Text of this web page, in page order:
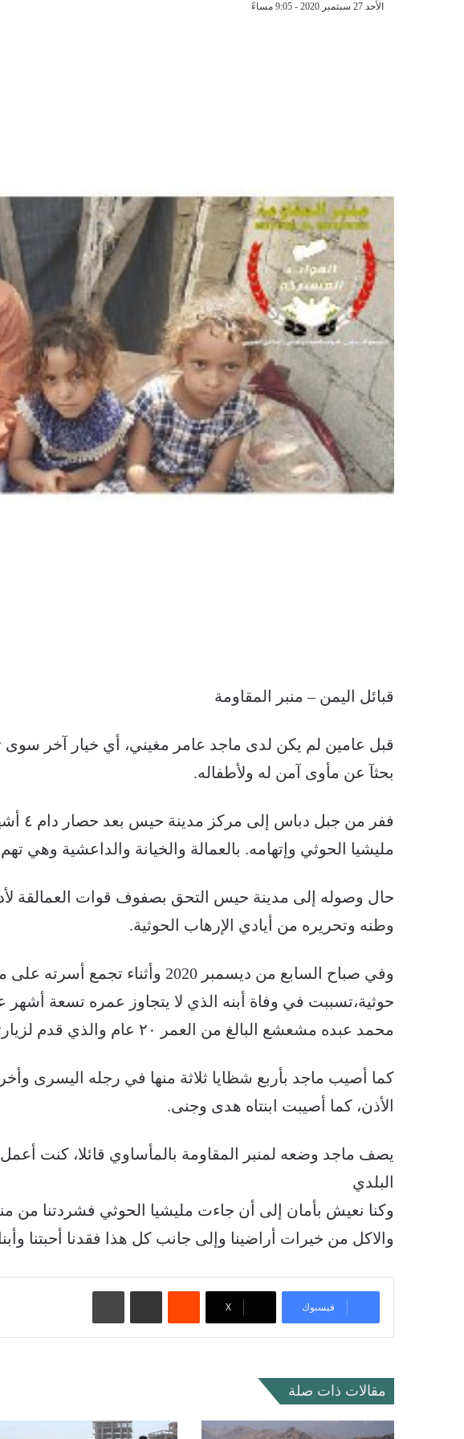
الأحد 27 سبتمبر 2020 - 9:05 مساءً
قبائل اليمن – منبر المقاومة
قبل عامين لم يكن لدى ماجد عامر مغيني، أي خيار آخر سوى
بحثآ عن مأوى آمن له ولأطفاله.
ففر
مليشيا الحوثي وإتهامه. بالعمالة والخيانة والداعشية وهي تهم
حال وصوله إلى مدينة حيس التحق بصفوف قوات العمالقة
وطنه وتحريره من أيادي الإرهاب الحوثية.
وفي صباح السابع من ديسمبر 2020
حوثية،تسببت في وفاة أبنه الذي لا يتجاوز عمره تسعة أشهر
محمد عبده مشعشع البالغ من العمر ٢٠ عام والذي قدم لزيارته.
كما أصيب ماجد بأربع شظايا ثلاثة منها في رجله اليسرى
الأذن، كما أصيبت ابنتاه هدى وجنى.
يصف ماجد وضعه لمنبر المقاومة بالمأساوي قائلا، كنت
البلدي
وكنا نعيش بأمان إلى أن جاءت مليشيا الحوثي فشردتنا من
والاكل من خيرات أراضينا وإلى جانب كل هذا فقدنا أحبتنا
فيسبوك ‫X
مقالات ذات صلة